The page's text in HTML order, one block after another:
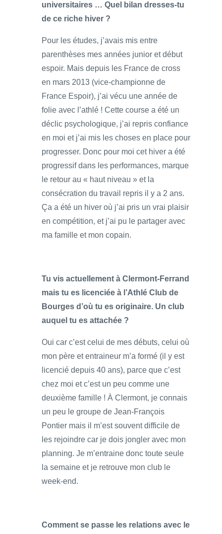
universitaires … Quel bilan dresses-tu
de ce riche hiver ?
Pour les études, j’avais mis entre
parenthèses mes années junior et début
espoir. Mais depuis les France de cross
en mars 2013 (vice-championne de
France Espoir), j’ai vécu une année de
folie avec l’athlé ! Cette course a été un
déclic psychologique, j’ai repris confiance
en moi et j’ai mis les choses en place pour
progresser. Donc pour moi cet hiver a été
progressif dans les performances, marque
le retour au « haut niveau » et la
consécration du travail repris il y a 2 ans.
Ça a été un hiver où j’ai pris un vrai plaisir
en compétition, et j’ai pu le partager avec
ma famille et mon copain.
Tu vis actuellement à Clermont-Ferrand
mais tu es licenciée à l’Athlé Club de
Bourges d’où tu es originaire. Un club
auquel tu es attachée ?
Oui car c’est celui de mes débuts, celui où
mon père et entraineur m’a formé (il y est
licencié depuis 40 ans), parce que c’est
chez moi et c’est un peu comme une
deuxième famille ! À Clermont, je connais
un peu le groupe de Jean-François
Pontier mais il m’est souvent difficile de
les rejoindre car je dois jongler avec mon
planning. Je m’entraine donc toute seule
la semaine et je retrouve mon club le
week-end.
Comment se passe les relations avec le